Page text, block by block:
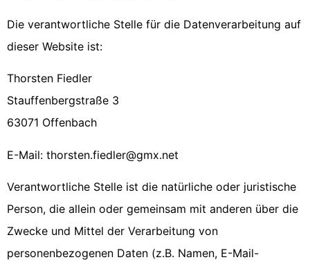
Die verantwortliche Stelle für die Datenverarbeitung auf
dieser Website ist:
Thorsten Fiedler
Stauffenbergstraße 3
63071 Offenbach
E-Mail: thorsten.fiedler@gmx.net
Verantwortliche Stelle ist die natürliche oder juristische
Person, die allein oder gemeinsam mit anderen über die
Zwecke und Mittel der Verarbeitung von
personenbezogenen Daten (z.B. Namen, E-Mail-